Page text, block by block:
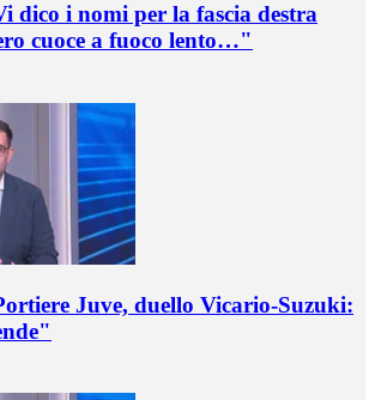
dico i nomi per la fascia destra
cuoce a fuoco lento…"
Juve, duello Vicario-Suzuki: